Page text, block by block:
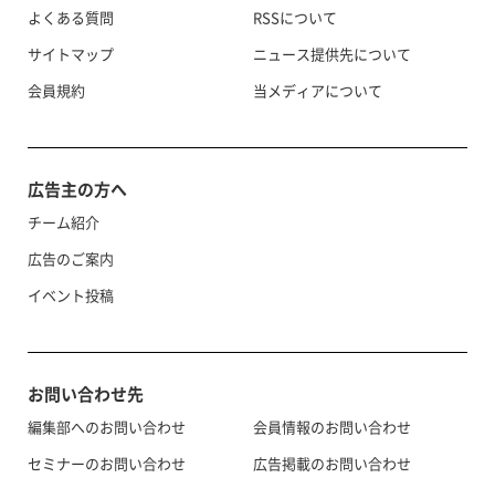
よくある質問
サイトマップ
会員規約
RSSについて
ニュース提供先について
当メディアについて
広告主の方へ
チーム紹介
広告のご案内
イベント投稿
お問い合わせ先
編集部へのお問い合わせ
セミナーのお問い合わせ
会員情報のお問い合わせ
広告掲載のお問い合わせ